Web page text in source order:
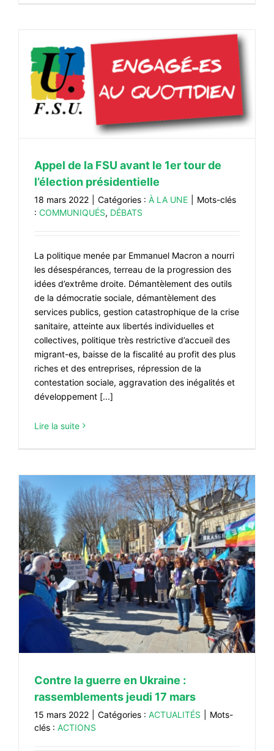
Appel de la FSU avant le 1er tour de
l’élection présidentielle
18 mars 2022 Catégories : À LA UNE
Mots-clés
: COMMUNIQUÉS, DÉBATS
La politique menée par Emmanuel Macron a nourri
les désespérances, terreau de la progression des
idées d’extrême droite. Démantèlement des outils
de la démocratie sociale, démantèlement des
services publics, gestion catastrophique de la crise
sanitaire, atteinte aux libertés individuelles et
collectives, politique très restrictive d’accueil des
migrant-es, baisse de la fiscalité au profit des plus
riches et des entreprises, répression de la
contestation sociale, aggravation des inégalités et
développement [...]
Lire la suite
Contre la guerre en Ukraine :
rassemblements jeudi 17 mars
15 mars 2022 Catégories : ACTUALITÉS
Mots-
clés : ACTIONS